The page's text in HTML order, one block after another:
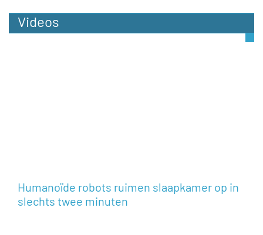
Videos
Humanoïde robots ruimen slaapkamer op in
slechts twee minuten